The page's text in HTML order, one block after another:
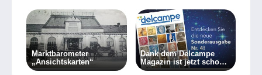
Marktbarometer
„Ansichtskarten“
Dank dem Delcampe
Magazin ist jetzt schon
Weihnachten!